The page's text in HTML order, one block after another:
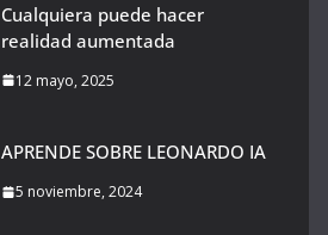
Cualquiera puede hacer
realidad aumentada
12 mayo, 2025
APRENDE SOBRE LEONARDO IA
5 noviembre, 2024